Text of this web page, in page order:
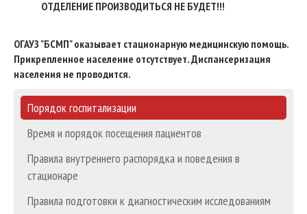
ОТДЕЛЕНИЕ ПРОИЗВОДИТЬСЯ НЕ БУДЕТ!!!
ОГАУЗ "БСМП" оказывает стационарную медицинскую помощь.
Прикрепленное население отсутствует. Диспансеризация
населения не проводится.
Порядок госпитализации
Время и порядок посещения пациентов
Правила внутреннего распорядка и поведения в
стационаре
Правила подготовки к диагностическим исследованиям